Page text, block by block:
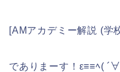
[AMアカデミー解説 (学
でありまーす！ε≡≡ﾍ(